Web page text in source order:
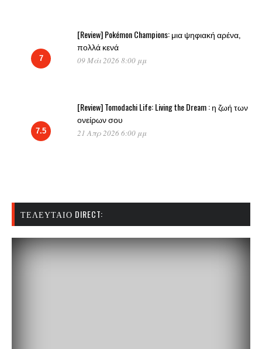
7
[Review] Pokémon Champions: μια ψηφιακή αρένα,
πολλά κενά
09 Μάι 2026 8:00 μμ
7.5
[Review] Tomodachi Life: Living the Dream : η ζωή των
ονείρων σου
21 Απρ 2026 6:00 μμ
ΤΕΛΕΥΤΑΊΟ DIRECT: